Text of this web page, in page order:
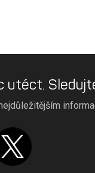
utéct.